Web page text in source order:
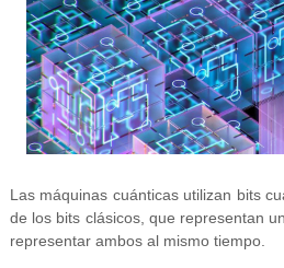
Las máquinas cuánticas utilizan bits
de los bits clásicos, que representan
representar ambos al mismo tiempo.